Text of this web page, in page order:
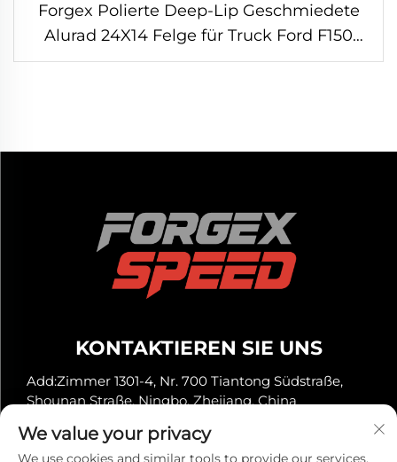
Forgex Polierte Deep-Lip Geschmiedete
Alurad 24X14 Felge für Truck Ford F150
F250 F350 Silverado1500 3500 Ram 6x139.7
KONTAKTIEREN SIE UNS
Add:Zimmer 1301-4, Nr. 700 Tiantong Südstraße,
Shounan Straße, Ningbo, Zhejiang, China
Tel.:
+86-13929561315
E-Mail:[email protected]
We value your privacy
We use cookies and similar tools to provide our services.